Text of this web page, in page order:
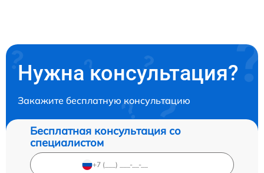
Нужна консультация?
Закажите бесплатную консультацию
Бесплатная консультация со
специалистом